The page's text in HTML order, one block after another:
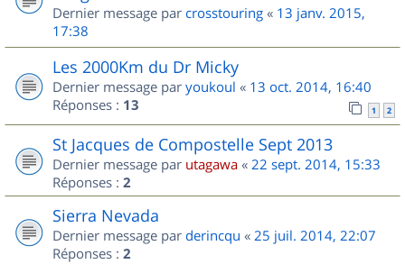
Dernier message par crosstouring « 13 janv. 2015,
17:38
Les 2000Km du Dr Micky
Dernier message par youkoul « 13 oct. 2014, 16:40
Réponses : 13 1 2
St Jacques de Compostelle Sept 2013
Dernier message par utagawa « 22 sept. 2014, 15:33
Réponses : 2
Sierra Nevada
Dernier message par derincqu « 25 juil. 2014, 22:07
Réponses : 2